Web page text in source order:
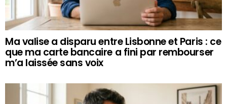
Ma valise a disparu entre Lisbonne et Paris : ce
que ma carte bancaire a fini par rembourser
m’a laissée sans voix